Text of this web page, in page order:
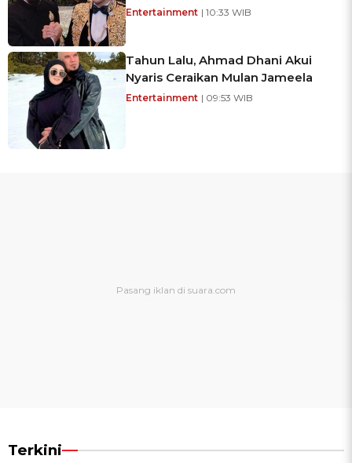
Entertainment | 10:33 WIB
Tahun Lalu, Ahmad Dhani Akui
Nyaris Ceraikan Mulan Jameela
Entertainment | 09:53 WIB
Terkini